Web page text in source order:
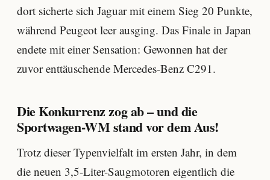
dort sicherte sich Jaguar mit einem Sieg 20 Punkte,
während Peugeot leer ausging. Das Finale in Japan
endete mit einer Sensation: Gewonnen hat der
zuvor enttäuschende Mercedes-Benz C291.
Die Konkurrenz zog ab – und die
Sportwagen-WM stand vor dem Aus!
Trotz dieser Typenvielfalt im ersten Jahr, in dem
die neuen 3,5-Liter-Saugmotoren eigentlich die